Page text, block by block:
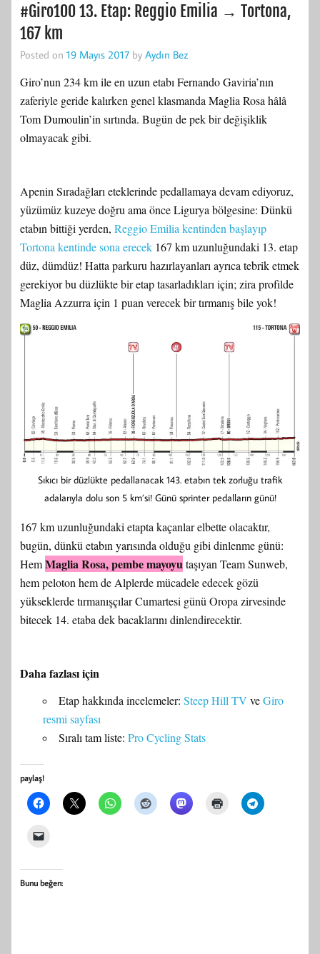
#Giro100 13. Etap: Reggio Emilia → Tortona,
167 km
Posted on 19 Mayıs 2017 by Aydın Bez
Giro’nun 234 km ile en uzun etabı Fernando Gaviria’nın
zaferiyle geride kalırken genel klasmanda Maglia Rosa hâlâ
Tom Dumoulin’in sırtında. Bugün de pek bir değişiklik
olmayacak gibi.
Apenin Sıradağları eteklerinde pedallamaya devam ediyoruz,
yüzümüz kuzeye doğru ama önce Ligurya bölgesine: Dünkü
etabın bittiği yerden, Reggio Emilia kentinden başlayıp
Tortona kentinde sona erecek 167 km uzunluğundaki 13. etap
düz, dümdüz! Hatta parkuru hazırlayanları ayrıca tebrik etmek
gerekiyor bu düzlükte bir etap tasarladıkları için; zira profilde
Maglia Azzurra için 1 puan verecek bir tırmanış bile yok!
Sıkıcı bir düzlükte pedallanacak 143. etabın tek zorluğu trafik
adalarıyla dolu son 5 km’si! Günü sprinter pedalların günü!
167 km uzunluğundaki etapta kaçanlar elbette olacaktır,
bugün, dünkü etabın yarısında olduğu gibi dinlenme günü:
HemMaglia Rosa, pembe mayoyutaşıyan Team Sunweb,
hem peloton hem de Alplerde mücadele edecek gözü
yükseklerde tırmanışçılar Cumartesi günü Oropa zirvesinde
bitecek 14. etaba dek bacaklarını dinlendirecektir.
Daha fazlası için
Etap hakkında incelemeler: Steep Hill TV veGiro
resmi sayfası
Sıralı tam liste: Pro Cycling Stats
paylaş!
Bunu beğen: